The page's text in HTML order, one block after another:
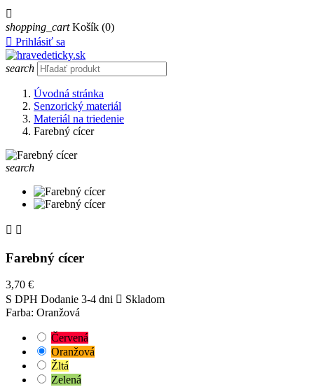

shopping_cart Košík (0)
 Prihlásiť sa
search
Úvodná stránka
Senzorický materiál
Materiál na triedenie
Farebný cícer
search
 
Farebný cícer
3,70 €
S DPH Dodanie 3-4 dni  Skladom
Farba: Oranžová
Červená
Oranžová
Žltá
Zelená